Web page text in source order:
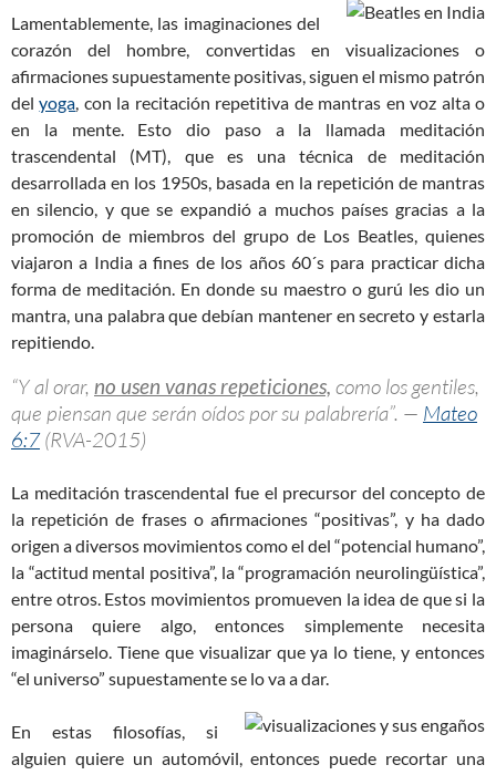
Lamentablemente, las imaginaciones del
corazón del hombre, convertidas en visualizaciones o
afirmaciones supuestamente positivas, siguen el mismo patrón
delyoga, con la recitación repetitiva de mantras en voz alta o
en la mente. Esto dio paso a la llamada meditación
trascendental (MT), que es una técnica de meditación
desarrollada en los 1950s, basada en la repetición de mantras
en silencio, y que se expandió a muchos países gracias a la
promoción de miembros del grupo de Los Beatles, quienes
viajaron a India a fines de los años 60´s para practicar dicha
forma de meditación. En donde su maestro o gurú les dio un
mantra, una palabra que debían mantener en secreto y estarla
repitiendo.
“Y al orar, no usen vanas repeticiones, como los gentiles,
que piensan que serán oídos por su palabrería”. — Mateo
6:7(RVA-2015)
La meditación trascendental fue el precursor del concepto de
la repetición de frases o afirmaciones “positivas”, y ha dado
origen a diversos movimientos como el del “potencial humano”,
la “actitud mental positiva”, la “programación neurolingüística”,
entre otros. Estos movimientos promueven la idea de que si la
persona quiere algo, entonces simplemente necesita
imaginárselo. Tiene que visualizar que ya lo tiene, y entonces
“el universo” supuestamente se lo va a dar.
En estas filosofías, si
alguien quiere un automóvil, entonces puede recortar una